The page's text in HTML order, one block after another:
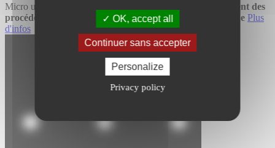
OK, accept all
Continuer sans accepter
Personalize
Privacy policy
Micro usinage
CANUNDA-PULSE augmente le rendement des
procédés de texturation de surface par laser femtoseconde Plus
d'infos